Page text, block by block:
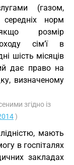
(газом,
норм
розмір
сім’ї в
шість місяців
дає право на
визначеному
згідно із
)
мають
в госпіталях
закладах